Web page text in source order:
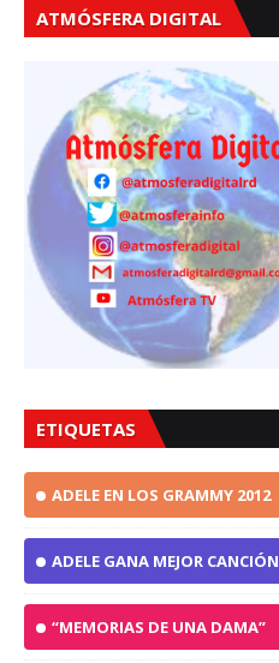
ATMÓSFERA DIGITAL
ETIQUETAS
ADELE EN LOS GRAMMY 2012
ADELE GANA MEJOR CANCIÓN
“MEMORIAS DE UNA DAMA”